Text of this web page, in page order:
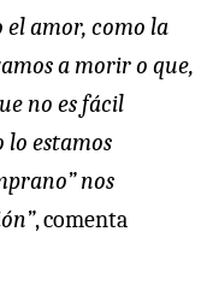
el amor, como la
a morir o que,
no es fácil
estamos
nos
, comenta